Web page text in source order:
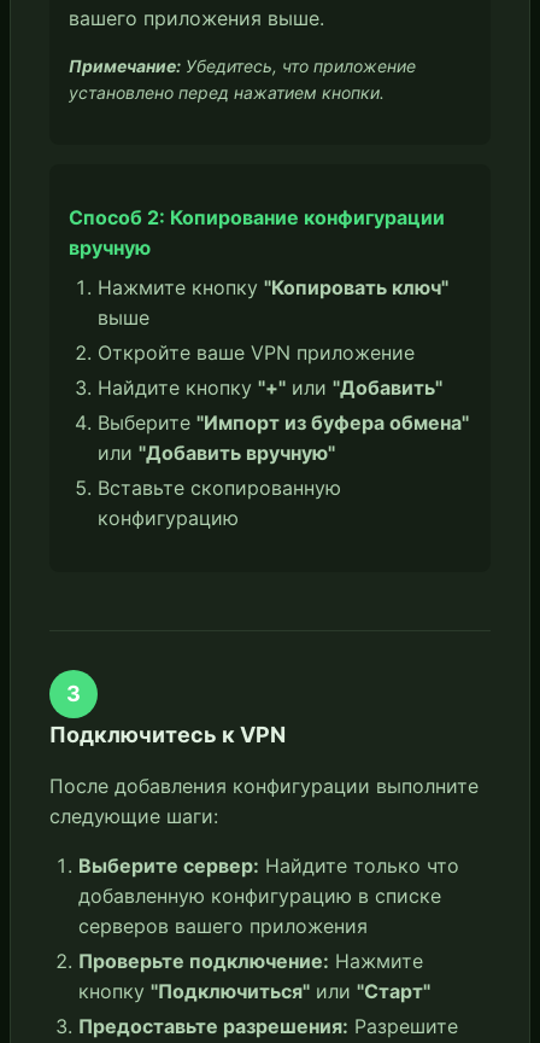
вашего приложения выше.
Примечание: Убедитесь, что приложение
установлено перед нажатием кнопки.
Способ 2: Копирование конфигурации
вручную
Нажмите кнопку "Копировать ключ"
выше
Откройте ваше VPN приложение
Найдите кнопку "+" или "Добавить"
Выберите "Импорт из буфера обмена"
или "Добавить вручную"
Вставьте скопированную
конфигурацию
3
Подключитесь к VPN
После добавления конфигурации выполните
следующие шаги:
Выберите сервер: Найдите только что
добавленную конфигурацию в списке
серверов вашего приложения
Проверьте подключение: Нажмите
кнопку "Подключиться" или "Старт"
Предоставьте разрешения: Разрешите